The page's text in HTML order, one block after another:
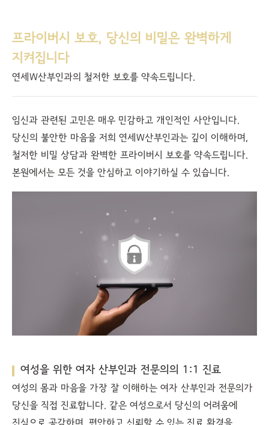
프라이버시 보호, 당신의 비밀은 완벽하게
지켜집니다
연세W산부인과의 철저한 보호를 약속드립니다.
임신과 관련된 고민은 매우 민감하고 개인적인 사안입니다.
당신의 불안한 마음을 저희 연세W산부인과는 깊이 이해하며,
철저한 비밀 상담과 완벽한 프라이버시 보호를 약속드립니다.
본원에서는 모든 것을 안심하고 이야기하실 수 있습니다.
여성을 위한 여자 산부인과 전문의의 1:1 진료
여성의 몸과 마음을 가장 잘 이해하는 여자 산부인과 전문의가
당신을 직접 진료합니다. 같은 여성으로서 당신의 어려움에